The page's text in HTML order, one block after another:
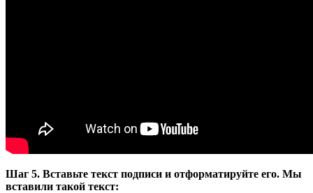
Шаг 5. Вставьте текст подписи и отформатируйте его. Мы
вставили такой текст: